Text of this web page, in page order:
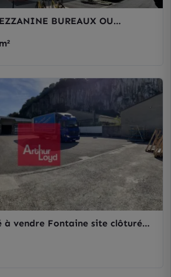
BUREAUX OU
PRESQU'ILE GRENOBLE
à vendre Fontaine site clôturé
état excellent